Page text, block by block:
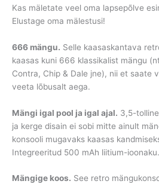
Kas mäletate veel oma lapsepõlve
Elustage oma mälestusi!
666 mängu. Selle kaasaskantava
kaasas kuni 666 klassikalist mängu
Contra, Chip & Dale jne), nii et saate
veeta lõbusalt aega.
Mängi igal pool ja igal ajal. 3,5-
ja kerge disain ei sobi mitte ainult
konsooli mugavaks kaasas
Integreeritud 500 mAh liitium-ioonaku.
Mängige koos. See retro